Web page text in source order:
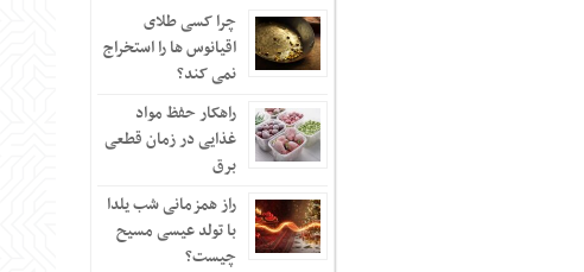
چرا کسی طلای
اقیانوس ها را استخراج
نمی کند؟
راهکار حفظ مواد
غذایی در زمان قطعی
برق
راز همزمانی شب یلدا
با تولد عیسی مسیح
چیست؟